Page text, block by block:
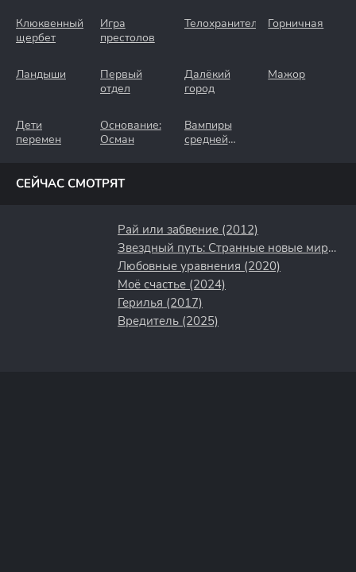
Клюквенный
щербет
Игра
престолов
Телохранители Горничная
Ландыши
Первый
отдел
Далёкий
город
Мажор
Дети
перемен
Основание:
Осман
Вампиры
средней
СЕЙЧАС СМОТРЯТ
Рай или забвение (2012)
Звездный путь: Странные новые миры (2022)
Любовные уравнения (2020)
Моё счастье (2024)
Герилья (2017)
Вредитель (2025)